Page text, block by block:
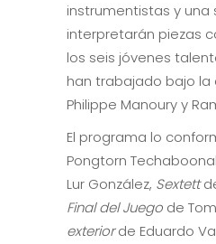
instrumentistas y una
interpretarán piezas
los seis jóvenes
han trabajado bajo la
Philippe Manoury y
El programa lo
Pongtorn
Lur González, Sextett
Final del Juego de
exteriorde Eduardo